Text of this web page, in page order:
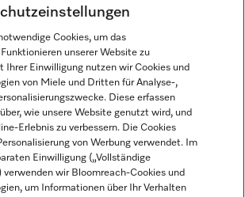
auf Youtube
Cookies, um das
unserer Website zu
Ihrer Einwilligung nutzen wir Cookies und
von Miele und Dritten für Analyse-,
Diese erfassen
wie unsere Website genutzt wird, und
Erlebnis zu verbessern. Die Cookies
von Werbung verwendet. Im
Einwilligung („Vollständige
verwenden wir Bloomreach-Cookies und
um Informationen über Ihr Verhalten